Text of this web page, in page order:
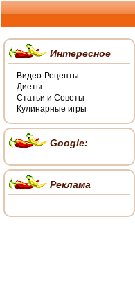
Интересное
Видео-Рецепты
Диеты
Статьи и Советы
Кулинарные игры
Google:
Реклама